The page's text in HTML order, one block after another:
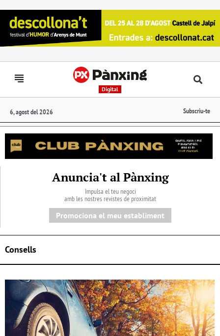
Digital
6, agost del 2026 Subscriu-te
Anuncia't al Pànxing
Impulsa el teu negoci
amb les nostres revistes de proximitat
Promociona el meu establiment
Consells